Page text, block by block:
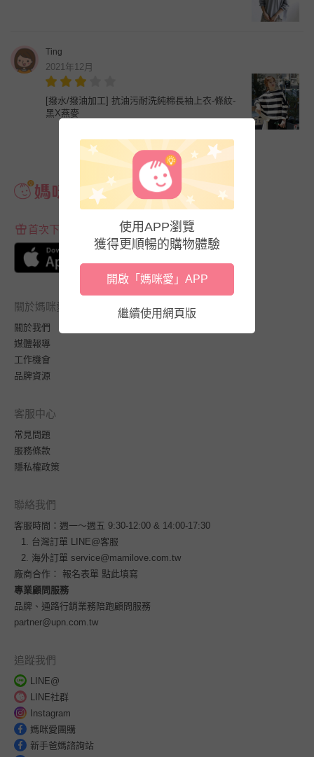
Ting
2021年12月
[撥水/撥油加工] 抗油污耐洗純棉長袖上衣-條紋-
黑X燕麥
首次下載APP送$100折價券
關於媽咪愛
關於我們
媒體報導
工作機會
品牌資源
客服中心
常見問題
服務條款
隱私權政策
聯絡我們
客服時間：週一～週五 9:30-12:00 & 14:00-17:30
台灣訂單
LINE@客服
海外訂單 service@mamilove.com.tw
廠商合作： 報名表單 點此填寫
專業顧問服務
品牌、通路行銷業務陪跑顧問服務
partner@upn.com.tw
追蹤我們
LINE@
LINE社群
Instagram
媽咪愛團購
新手爸媽諮詢站
使用APP瀏覽
獲得更順暢的購物體驗
開啟「媽咪愛」APP
繼續使用網頁版